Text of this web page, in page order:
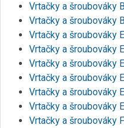
Vrtačky a šroubováky
Vrtačky a šroubováky
Vrtačky a šroubováky
Vrtačky a šroubováky
Vrtačky a šroubováky
Vrtačky a šroubováky
Vrtačky a šroubováky
Vrtačky a šroubováky
Vrtačky a šroubováky